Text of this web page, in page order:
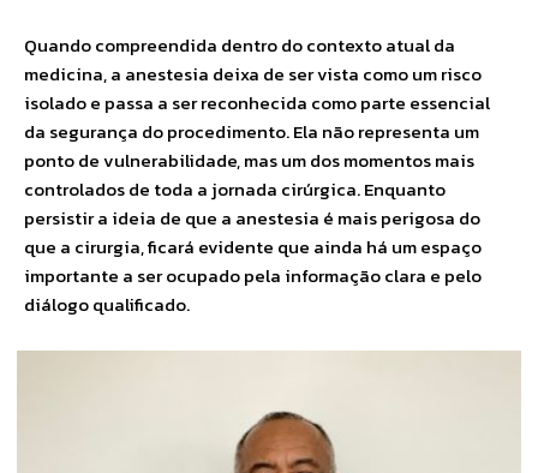
Quando compreendida dentro do contexto atual da
medicina, a anestesia deixa de ser vista como um risco
isolado e passa a ser reconhecida como parte essencial
da segurança do procedimento. Ela não representa um
ponto de vulnerabilidade, mas um dos momentos mais
controlados de toda a jornada cirúrgica. Enquanto
persistir a ideia de que a anestesia é mais perigosa do
que a cirurgia, ficará evidente que ainda há um espaço
importante a ser ocupado pela informação clara e pelo
diálogo qualificado.